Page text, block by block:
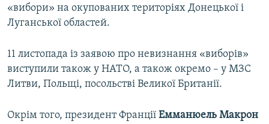
«вибори» на окупованих територіях Донецької і
Луганської областей.
11 листопада із заявою про невизнання «виборів»
виступили також у НАТО, а також окремо – у МЗС
Литви, Польщі, посольстві Великої Британії.
Окрім того, президент Франції Емманюель Макрон